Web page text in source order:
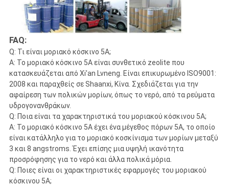
FAQ:
Q: Τι είναι μοριακό κόσκινο 5A;
Α: Το μοριακό κόσκινο 5A είναι συνθετικό zeolite που
κατασκευάζεται από Xi'an Lvneng. Είναι επικυρωμένο ISO9001:
2008 και παραχθείς σε Shaanxi, Κίνα. Σχεδιάζεται για την
αφαίρεση των πολικών μορίων, όπως το νερό, από τα ρεύματα
υδρογονανθράκων.
Q: Ποια είναι τα χαρακτηριστικά του μοριακού κόσκινου 5A;
Α: Το μοριακό κόσκινο 5A έχει ένα μέγεθος πόρων 5A, το οποίο
είναι κατάλληλο για το μοριακό κοσκίνισμα των μορίων μεταξύ
3 και 8 angstroms. Έχει επίσης μια υψηλή ικανότητα
προσρόφησης για το νερό και άλλα πολικά μόρια.
Q: Ποιες είναι οι χαρακτηριστικές εφαρμογές του μοριακού
κόσκινου 5A;